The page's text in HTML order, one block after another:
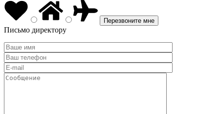
Письмо директору